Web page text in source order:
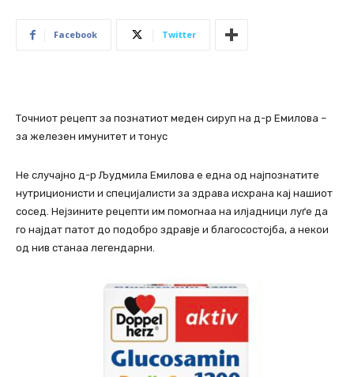
Facebook Twitter
Точниот рецепт за познатиот меден сируп на д-р Емилова –
за железен имунитет и тонус
Не случајно д-р Људмила Емилова е една од најпознатите
нутриционисти и специјалисти за здрава исхрана кај нашиот
сосед. Нејзините рецепти им помогнаа на илјадници луѓе да
го најдат патот до подобро здравје и благосостојба, а некои
од нив станаа легендарни.